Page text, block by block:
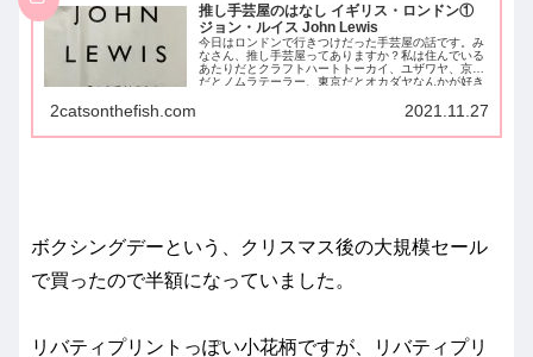
推し手芸屋のはなし イギリス・ロンドン①
ジョン・ルイス John Lewis
今日はロンドンで行きつけだった手芸屋の話です。み
なさん、推し手芸屋ってありますか？私は住んでいる
あたりだとクラフトハートトーカイ、ユザワヤ、京都
だとノムラテーラー、東京だとオカダヤなんかが好き
2catsonthefish.com 2021.11.27
ボクシングデーという、クリスマス後の大規模セール
で買ったので半額になっていました。
リバティプリントっぽい小花柄ですが、リバティプリ